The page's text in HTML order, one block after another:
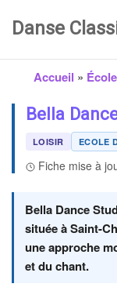
Danse
Accueil »
Bella
LOISIR ECOLE
Fiche mise à
Bella Dance
située à Saint-
une approche
et du chant.